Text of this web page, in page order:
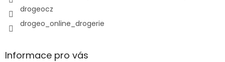
drogeocz
drogeo_online_drogerie
Informace pro vás